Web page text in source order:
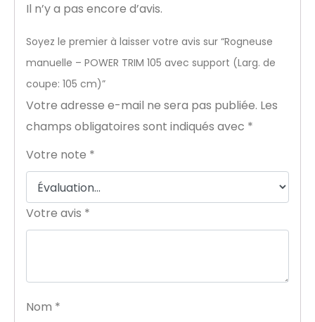
Il n’y a pas encore d’avis.
Soyez le premier à laisser votre avis sur “Rogneuse
manuelle – POWER TRIM 105 avec support (Larg. de
coupe: 105 cm)”
Votre adresse e-mail ne sera pas publiée. Les
champs obligatoires sont indiqués avec *
Votre note *
Votre avis *
Nom *